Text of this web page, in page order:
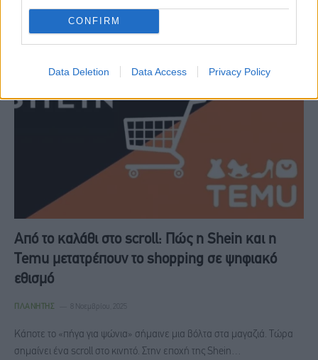
CONFIRM
Data Deletion Data Access Privacy Policy
Από το καλάθι στο scroll: Πώς η Shein και η
Temu μετατρέπουν το shopping σε ψηφιακό
εθισμό
ΠΛΑΝΉΤΗΣ 8 Νοεμβρίου, 2025
Κάποτε το «πήγα για ψώνια» σήμαινε μια βόλτα στα μαγαζιά. Τώρα
σημαίνει ένα scroll στο κινητό. Στην εποχή της Shein…